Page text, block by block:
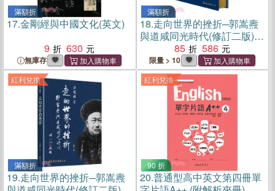
滿額折
17.金剛經與中國文化(英文)
9
630
無庫存
滿額折
18.走向世界的挫折─郭嵩燾
與道咸同光時代(修訂二版)
(精)(限量刷金版)(親簽)
85 586
限量 > 10
紅利兌換
滿額折
19.走向世界的挫折─郭嵩燾
紅利兌換
90 折
20.普通型高中英文第四冊單